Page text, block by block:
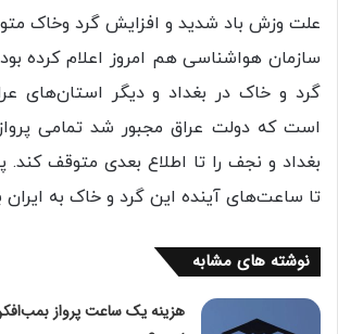
علت وزش باد شدید و افزایش گرد وخاک
سازمان هواشناسی هم امروز اعلام کرده
گرد و خاک در بغداد و دیگر استان‌های
است که دولت عراق مجبور شد تمامی
بغداد و نجف را تا اطلاع بعدی متوقف
تا ساعت‌های آینده این گرد و خاک به ایران
نوشته های مشابه